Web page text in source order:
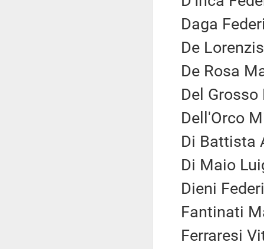
Daga
De
De Rosa
Del
Dell'Orco
Di Battista
Di Maio
Dieni
Fantinati
Ferraresi